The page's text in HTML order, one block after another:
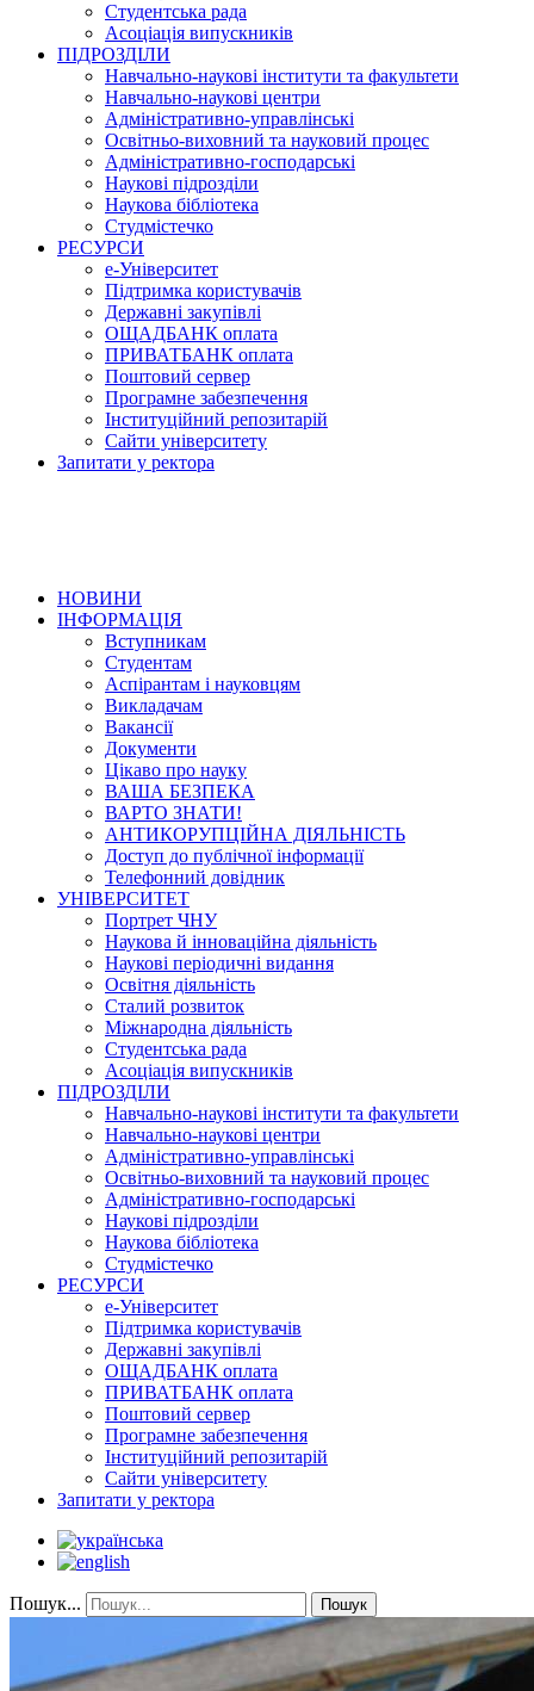
Студентська рада
Асоціація випускників
ПІДРОЗДІЛИ
Навчально-наукові інститути та факультети
Навчально-наукові центри
Адміністративно-управлінські
Освітньо-виховний та науковий процес
Адміністративно-господарські
Наукові підрозділи
Наукова бібліотека
Студмістечко
РЕСУРСИ
е-Університет
Підтримка користувачів
Державні закупівлі
ОЩАДБАНК оплата
ПРИВАТБАНК оплата
Поштовий сервер
Програмне забезпечення
Інституційний репозитарій
Сайти університету
Запитати у ректора
НОВИНИ
ІНФОРМАЦІЯ
Вступникам
Студентам
Аспірантам і науковцям
Викладачам
Вакансії
Документи
Цікаво про науку
ВАША БЕЗПЕКА
ВАРТО ЗНАТИ!
АНТИКОРУПЦІЙНА ДІЯЛЬНІСТЬ
Доступ до публічної інформації
Телефонний довідник
УНІВЕРСИТЕТ
Портрет ЧНУ
Наукова й інноваційна діяльність
Наукові періодичні видання
Освітня діяльність
Сталий розвиток
Міжнародна діяльність
Студентська рада
Асоціація випускників
ПІДРОЗДІЛИ
Навчально-наукові інститути та факультети
Навчально-наукові центри
Адміністративно-управлінські
Освітньо-виховний та науковий процес
Адміністративно-господарські
Наукові підрозділи
Наукова бібліотека
Студмістечко
РЕСУРСИ
е-Університет
Підтримка користувачів
Державні закупівлі
ОЩАДБАНК оплата
ПРИВАТБАНК оплата
Поштовий сервер
Програмне забезпечення
Інституційний репозитарій
Сайти університету
Запитати у ректора
Пошук... Пошук